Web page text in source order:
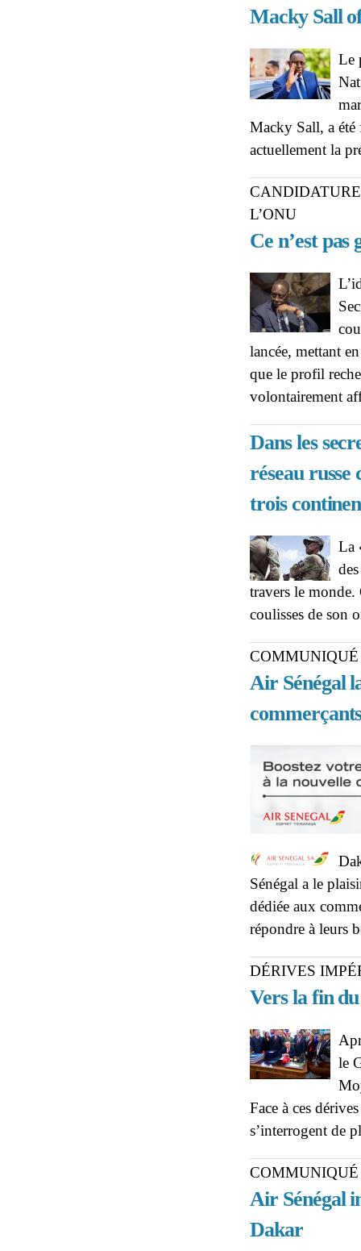
Macky Sall
Le
Macky Sall, a été
actuellement la
L’ONU
Ce n’est pas
lancée, mettant
que le profil
volontairement
Dans les
réseau russe
trois
La
travers le monde.
coulisses de son
Air Sénégal
Sénégal a le
dédiée aux
répondre à leurs
DÉRIVES
Vers la fin
le
Face à ces
s’interrogent de
Air Sénégal
Dakar